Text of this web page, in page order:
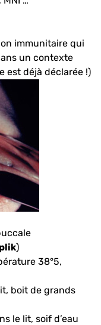
immunitaire qui
un contexte
est déjà déclarée !)
)
38°5,
boit de grands
le lit, soif d’eau